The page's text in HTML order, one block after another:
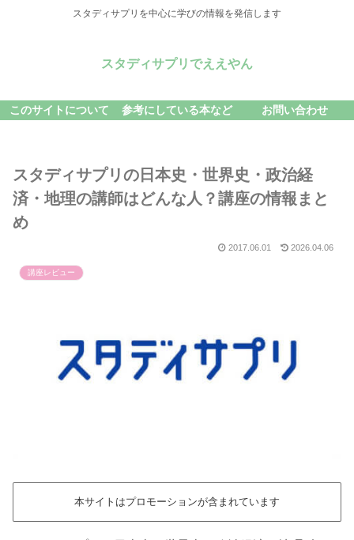
スタディサプリを中心に学びの情報を発信します
スタディサプリでええやん
このサイトについて 参考にしている本など お問い合わせ
スタディサプリの日本史・世界史・政治経
済・地理の講師はどんな人？講座の情報まと
め
2017.06.01 2026.04.06
講座レビュー
本サイトはプロモーションが含まれています